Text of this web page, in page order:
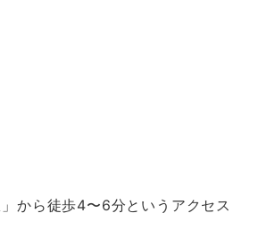
から徒歩4〜6分というアクセス